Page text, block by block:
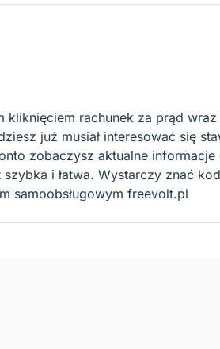
kliknięciem rachunek za prąd wraz
już musiał interesować się
zobaczysz aktualne informacje
i łatwa. Wystarczy znać kod
samoobsługowym freevolt.pl